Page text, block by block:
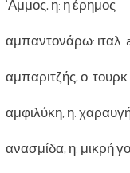
‘Αμμος, η: η έρημος
αμπαντονάρω: ιταλ.
αμπαριτζής, ο:
αμφιλύκη, η: χαραυγή
ανασμίδα, η: μικρή